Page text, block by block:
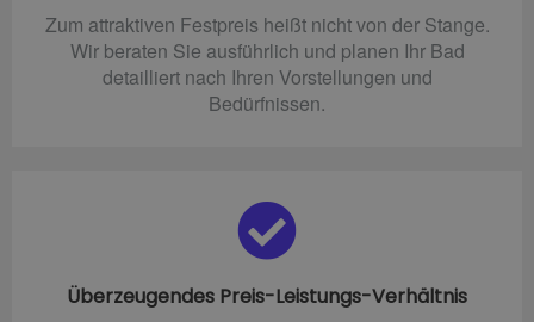
Zum attraktiven Festpreis heißt nicht von der Stange.
Wir beraten Sie ausführlich und planen Ihr Bad
detailliert nach Ihren Vorstellungen und
Bedürfnissen.
Überzeugendes Preis-Leistungs-Verhältnis